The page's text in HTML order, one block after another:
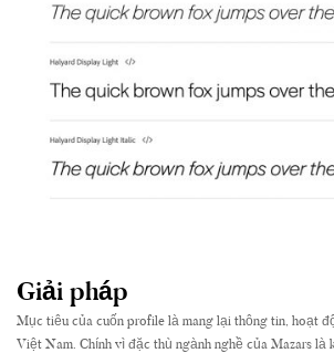
Giải pháp
Mục tiêu của cuốn profile là mang lại thông tin, hoạt
Việt Nam. Chính vì đặc thù ngành nghề của Mazars là